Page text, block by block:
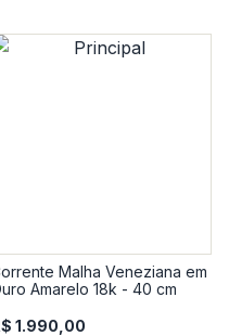
Malha Veneziana em
Amarelo 18k - 40 cm
1.990,00